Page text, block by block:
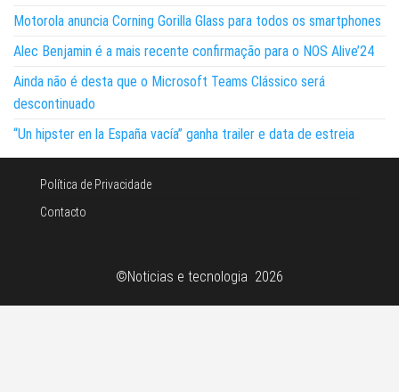
Motorola anuncia Corning Gorilla Glass para todos os smartphones
Alec Benjamin é a mais recente confirmação para o NOS Alive’24
Ainda não é desta que o Microsoft Teams Clássico será
descontinuado
“Un hipster en la España vacía” ganha trailer e data de estreia
Política de Privacidade
Contacto
©Noticias e tecnologia 2026